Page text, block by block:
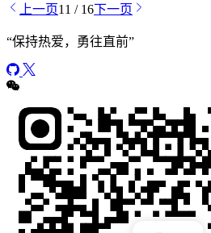
上一页11 / 16下一页
“保持热爱，勇往直前”